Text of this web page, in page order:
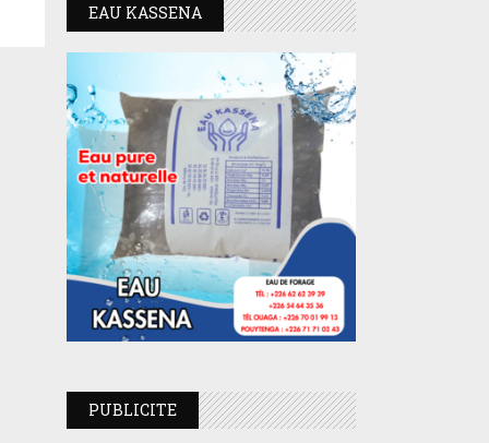
EAU KASSENA
PUBLICITE